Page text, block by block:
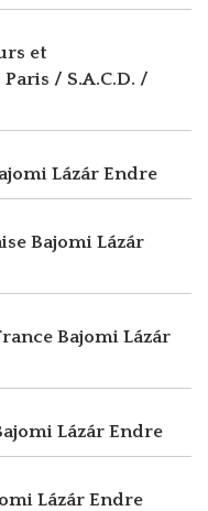
et
/ S.A.C.D. /
Lázár Endre
Bajomi Lázár
Bajomi Lázár
Lázár Endre
Lázár Endre